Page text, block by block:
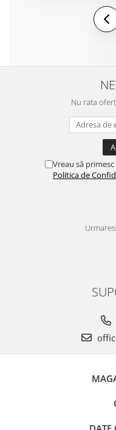
Nu rata
Vreau să
Politica de